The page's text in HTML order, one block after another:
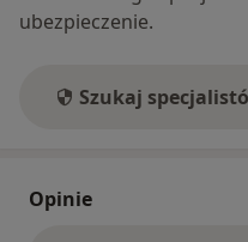
ubezpieczenie.
Szukaj
Opinie